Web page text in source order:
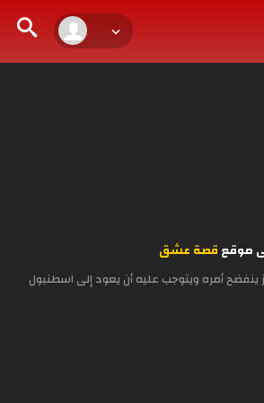
قصة عشق
أمره ويتوجب عليه أن يعود إلى اسطنبول